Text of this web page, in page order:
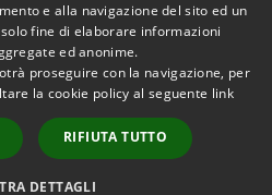
Copyright © 2026 • Comune di
Casalgrande • Powered by
Municipium•
Accesso
redazione
e alla navigazione del sito ed un
fine di elaborare informazioni
ed anonime.
proseguire con la navigazione, per
la cookie policy al seguente link
RIFIUTA TUTTO
DETTAGLI